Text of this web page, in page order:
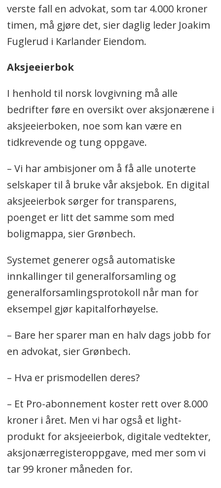
verste fall en advokat, som tar 4.000 kroner
timen, må gjøre det, sier daglig leder Joakim
Fuglerud i Karlander Eiendom.
Aksjeeierbok
I henhold til norsk lovgivning må alle
bedrifter føre en oversikt over aksjonærene i
aksjeeierboken, noe som kan være en
tidkrevende og tung oppgave.
– Vi har ambisjoner om å få alle unoterte
selskaper til å bruke vår aksjebok. En digital
aksjeeierbok sørger for transparens,
poenget er litt det samme som med
boligmappa, sier Grønbech.
Systemet generer også automatiske
innkallinger til generalforsamling og
generalforsamlingsprotokoll når man for
eksempel gjør kapitalforhøyelse.
– Bare her sparer man en halv dags jobb for
en advokat, sier Grønbech.
– Hva er prismodellen deres?
– Et Pro-abonnement koster rett over 8.000
kroner i året. Men vi har også et light-
produkt for aksjeeierbok, digitale vedtekter,
aksjonærregisteroppgave, med mer som vi
tar 99 kroner måneden for.